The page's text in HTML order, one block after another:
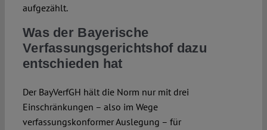
aufgezählt.
Was der Bayerische
Verfassungsgerichtshof dazu
entschieden hat
Der BayVerfGH hält die Norm nur mit drei
Einschränkungen – also im Wege
verfassungskonformer Auslegung – für